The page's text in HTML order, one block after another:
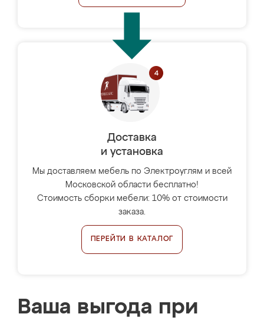
Доставка
и установка
Мы доставляем мебель по Электроуглям и всей
Московской области бесплатно!
Стоимость сборки мебели: 10% от стоимости
заказа.
ПЕРЕЙТИ В КАТАЛОГ
Ваша выгода при